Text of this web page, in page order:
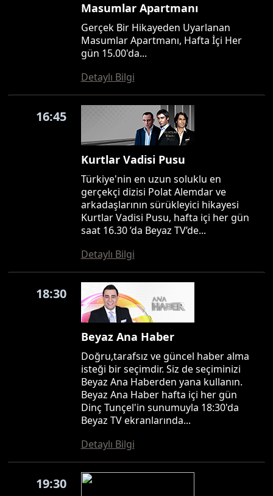
Masumlar Apartmanı
Gerçek Bir Hikayeden Uyarlanan
Masumlar Apartmanı, Hafta İçi Her
gün 15.00'da...
Detaylı Bilgi
16:45
Kurtlar Vadisi Pusu
Türkiye'nin en uzun soluklu en
gerçekçi dizisi Polat Alemdar ve
arkadaşlarının sürükleyici hikayesi
Kurtlar Vadisi Pusu, hafta içi her gün
saat 16.30 ’da Beyaz TV’de...
Detaylı Bilgi
18:30
Beyaz Ana Haber
Doğru,tarafsız ve güncel haber alma
isteği bir seçimdir. Siz de seçiminizi
Beyaz Ana Haberden yana kullanın.
Beyaz Ana Haber hafta içi her gün
Dinç Tunçel'in sunumuyla 18:30'da
Beyaz TV ekranlarında...
Detaylı Bilgi
19:30